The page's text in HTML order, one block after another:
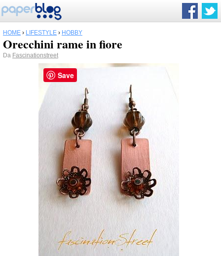
HOME › LIFESTYLE › HOBBY
Orecchini rame in fiore
Da Fascinationstreet
Save